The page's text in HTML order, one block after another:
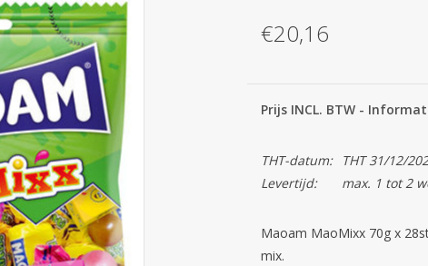
€20,16
Prijs INCL. BTW -
THT-datum:
THT 31/12/
Levertijd:
max. 1 tot 2
Maoam MaoMixx 70g x
mix.